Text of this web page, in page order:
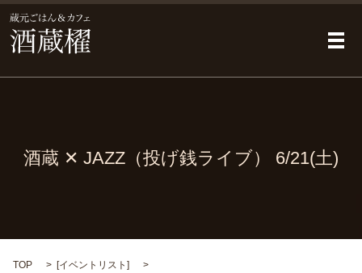
メ
酒蔵 ✕ JAZZ（投げ銭ライブ） 6/21(土)
TOP [イベントリスト]